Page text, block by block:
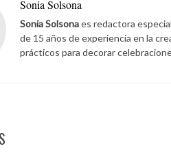
Sonia Solsona
Sonia Solsonaes redactora
de 15 años de experiencia en la
prácticos para decorar